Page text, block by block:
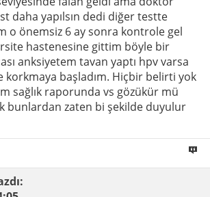
daha yapılsın dedi diğer testte
o önemsiz 6 ay sonra kontrole gel
hastenesine gittim böyle bir
anksiyetem tavan yaptı hpv varsa
korkmaya başladım. Hiçbir belirti yok
sağlık raporunda vs gözükür mü
bunlardan zaten bi şekilde duyulur